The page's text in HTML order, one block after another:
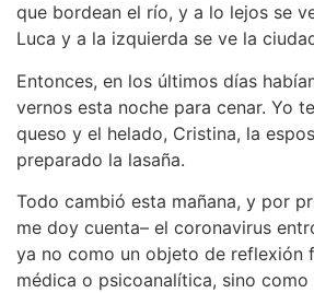
que bordean el río, y a lo lejos se
Luca y a la izquierda se ve la
Entonces, en los últimos días
vernos esta noche para cenar. Yo
queso y el helado, Cristina, la
preparado la lasaña.
Todo cambió esta mañana, y por
me doy cuenta– el coronavirus
ya no como un objeto de reflexión
médica o psicoanalítica, sino como